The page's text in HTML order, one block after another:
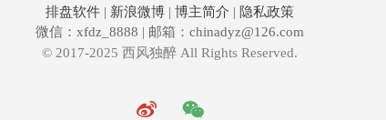
排盘软件 | 新浪微博 | 博主简介 | 隐私政策
微信：xfdz_8888 | 邮箱：chinadyz@126.com
© 2017-2025 西风独醉 All Rights Reserved.